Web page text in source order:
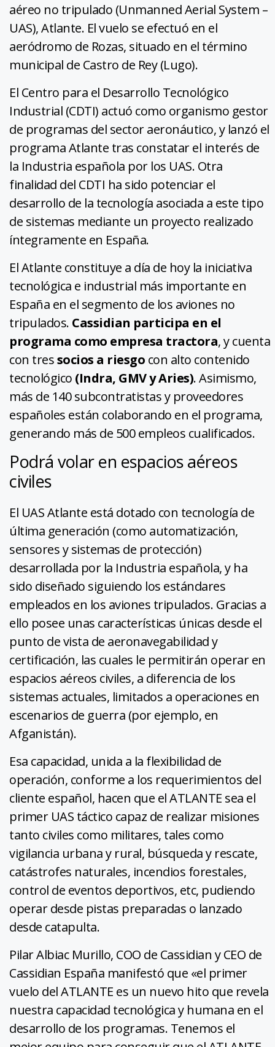
aéreo no tripulado (Unmanned Aerial System –
UAS), Atlante. El vuelo se efectuó en el
aeródromo de Rozas, situado en el término
municipal de Castro de Rey (Lugo).
El Centro para el Desarrollo Tecnológico
Industrial (CDTI) actuó como organismo gestor
de programas del sector aeronáutico, y lanzó el
programa Atlante tras constatar el interés de
la Industria española por los UAS. Otra
finalidad del CDTI ha sido potenciar el
desarrollo de la tecnología asociada a este tipo
de sistemas mediante un proyecto realizado
íntegramente en España.
El Atlante constituye a día de hoy la iniciativa
tecnológica e industrial más importante en
España en el segmento de los aviones no
tripulados. Cassidian participa en el
programa como empresa tractora, y cuenta
con tressocios a riesgo con alto contenido
tecnológico (Indra, GMV y Aries). Asimismo,
más de 140 subcontratistas y proveedores
españoles están colaborando en el programa,
generando más de 500 empleos cualificados.
Podrá volar en espacios aéreos
civiles
El UAS Atlante está dotado con tecnología de
última generación (como automatización,
sensores y sistemas de protección)
desarrollada por la Industria española, y ha
sido diseñado siguiendo los estándares
empleados en los aviones tripulados. Gracias a
ello posee unas características únicas desde el
punto de vista de aeronavegabilidad y
certificación, las cuales le permitirán operar en
espacios aéreos civiles, a diferencia de los
sistemas actuales, limitados a operaciones en
escenarios de guerra (por ejemplo, en
Afganistán).
Esa capacidad, unida a la flexibilidad de
operación, conforme a los requerimientos del
cliente español, hacen que el ATLANTE sea el
primer UAS táctico capaz de realizar misiones
tanto civiles como militares, tales como
vigilancia urbana y rural, búsqueda y rescate,
catástrofes naturales, incendios forestales,
control de eventos deportivos, etc, pudiendo
operar desde pistas preparadas o lanzado
desde catapulta.
Pilar Albiac Murillo, COO de Cassidian y CEO de
Cassidian España manifestó que «el primer
vuelo del ATLANTE es un nuevo hito que revela
nuestra capacidad tecnológica y humana en el
desarrollo de los programas. Tenemos el